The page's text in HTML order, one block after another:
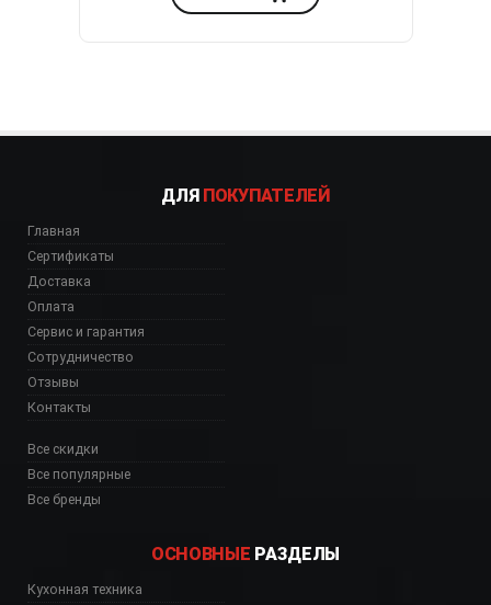
ДЛЯ ПОКУПАТЕЛЕЙ
Главная
Сертификаты
Доставка
Оплата
Сервис и гарантия
Сотрудничество
Отзывы
Контакты
Все скидки
Все популярные
Все бренды
ОСНОВНЫЕ РАЗДЕЛЫ
Кухонная техника